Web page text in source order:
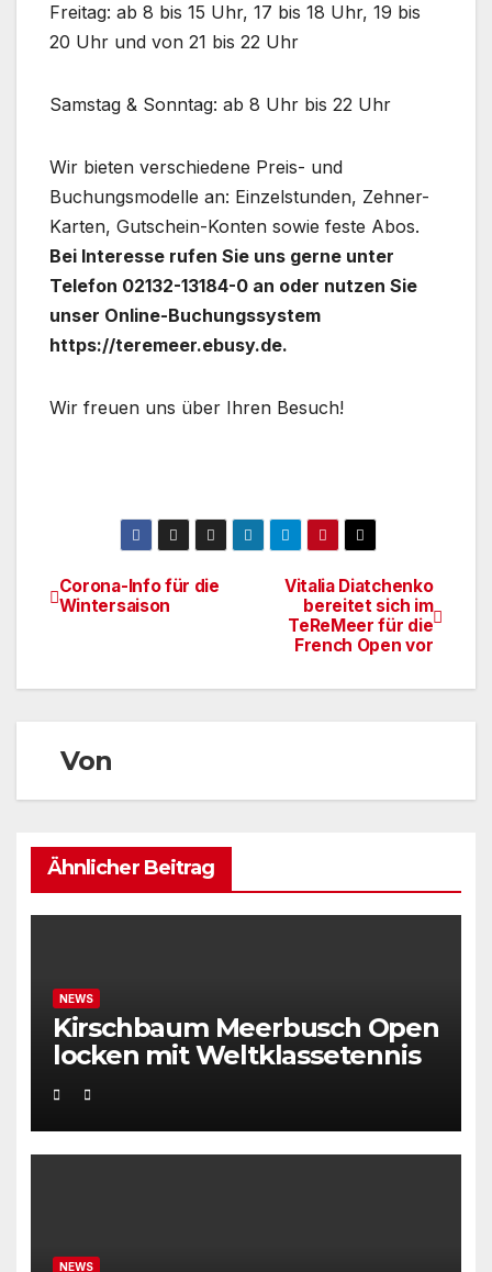
Freitag: ab 8 bis 15 Uhr, 17 bis 18 Uhr, 19 bis
20 Uhr und von 21 bis 22 Uhr
Samstag & Sonntag: ab 8 Uhr bis 22 Uhr
Wir bieten verschiedene Preis- und
Buchungsmodelle an: Einzelstunden, Zehner-
Karten, Gutschein-Konten sowie feste Abos.
Bei Interesse rufen Sie uns gerne unter
Telefon 02132-13184-0 an oder nutzen Sie
unser Online-Buchungssystem
https://teremeer.ebusy.de.
Wir freuen uns über Ihren Besuch!
Beitragsnavigation
Vitalia Diatchenko
bereitet sich im
TeReMeer für die
French Open vor
Corona-Info für die
Wintersaison
Von
Ähnlicher Beitrag
NEWS
Kirschbaum Meerbusch Open
locken mit Weltklassetennis
NEWS